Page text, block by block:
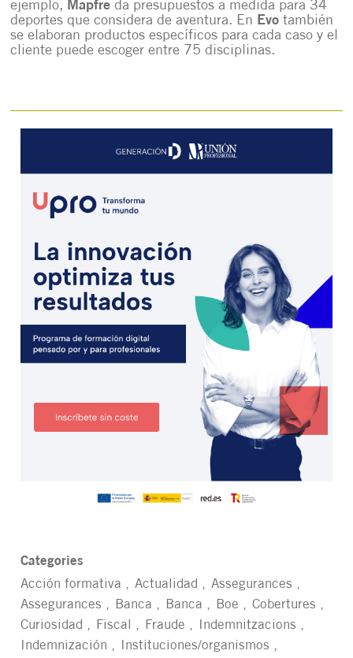
ejemplo, Mapfre da presupuestos a medida para 34
deportes que considera de aventura. En Evotambién
se elaboran productos específicos para cada caso y el
cliente puede escoger entre 75 disciplinas.
Categories
Acción formativa
Actualidad
Assegurances
Assegurances
Banca Banca Boe
Cobertures
Curiosidad
Fiscal Fraude
Indemnitzacions
Indemnización
Instituciones/organismos